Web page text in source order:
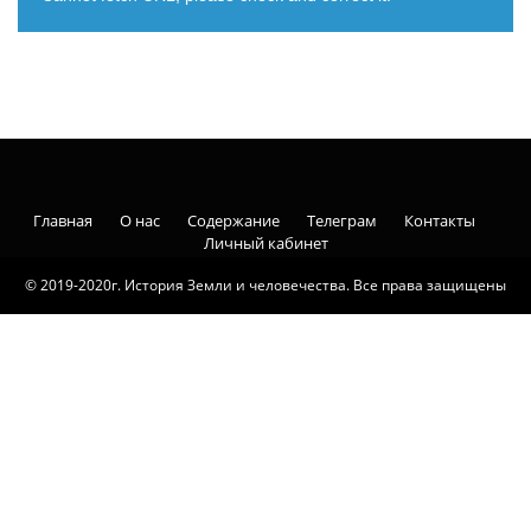
© 2019-2020г. История Земли и человечества. Все права защищены
Главная О нас Содержание Телеграм
Контакты
Личный кабинет